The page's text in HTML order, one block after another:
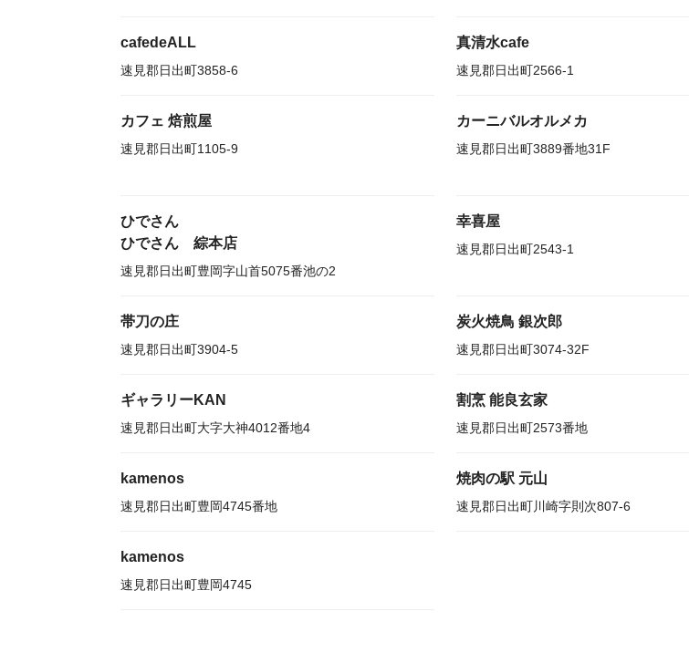
cafedeALL
速見郡日出町3858-6
真清水cafe
速見郡日出町2566-1
カフェ 焙煎屋
速見郡日出町1105-9
カーニバルオルメカ
速見郡日出町3889番地31F
ひでさん
ひでさん 綜本店
速見郡日出町豊岡字山首5075番池の2
幸喜屋
速見郡日出町2543-1
帯刀の庄
速見郡日出町3904-5
炭火焼鳥 銀次郎
速見郡日出町3074-32F
ギャラリーKAN
速見郡日出町大字大神4012番地4
割烹 能良玄家
速見郡日出町2573番地
kamenos
速見郡日出町豊岡4745番地
焼肉の駅 元山
速見郡日出町川崎字則次807-6
kamenos
速見郡日出町豊岡4745